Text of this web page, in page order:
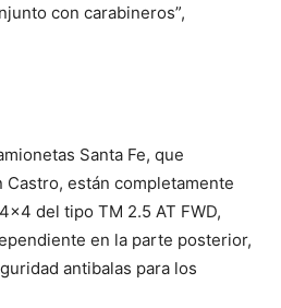
con carabineros”,
Santa Fe, que
están completamente
del tipo TM 2.5 AT FWD,
en la parte posterior,
antibalas para los